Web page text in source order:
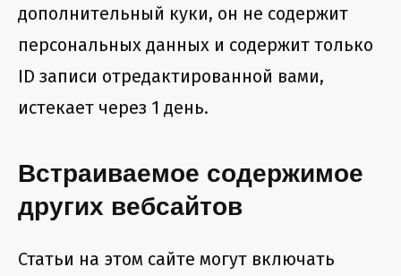
дополнительный куки, он не содержит
персональных данных и содержит только
ID записи отредактированной вами,
истекает через 1 день.
Встраиваемое содержимое
других вебсайтов
Статьи на этом сайте могут включать